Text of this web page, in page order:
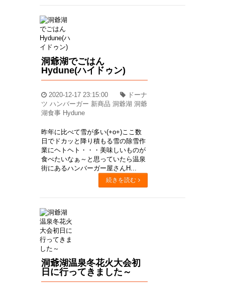
洞爺湖でごはん
Hydune(ハイドゥン)
2020-12-17 23:15:00
ドーナ
ツ ハンバーガー 新商品 洞爺湖 洞爺
湖食事 Hydune
昨年に比べて雪が多い(+o+)ここ数
日でドカッと降り積もる雪の除雪作
業にヘトヘト・・・美味しいものが
食べたいなぁ～と思っていたら温泉
街にあるハンバーガー屋さんH...
続きを読む
洞爺湖温泉冬花火大会初
日に行ってきました～